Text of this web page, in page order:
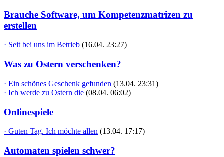
Brauche Software, um Kompetenzmatrizen zu
erstellen
· Seit bei uns im Betrieb (16.04. 23:27)
Was zu Ostern verschenken?
· Ein schönes Geschenk gefunden (13.04. 23:31)
· Ich werde zu Ostern die (08.04. 06:02)
Onlinespiele
· Guten Tag. Ich möchte allen (13.04. 17:17)
Automaten spielen schwer?